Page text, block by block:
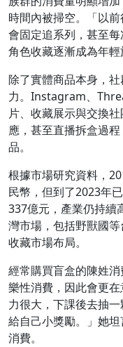
時間內被掃空。「以
會固定追系列，甚至
角色收藏逐漸成為年
除了實體商品本身，
力。Instagram、
片、收藏展示與交換
應，甚至直播拆盒過
品。
根據市場研究資料，
民幣，但到了2023年
337億元，產業仍持續
灣市場，包括野獸國
收藏市場布局。
經常購買盲盒的陳姓
樂性消費，因此會更
力很大，下課後去抽
給自己小獎勵。」她
消費。